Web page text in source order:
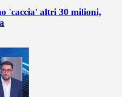
'caccia' altri 30 milioni,